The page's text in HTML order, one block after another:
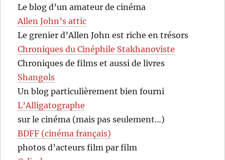
Le blog d’un amateur de cinéma
Allen John’s attic
Le grenier d’Allen John est riche en trésors
Chroniques du Cinéphile Stakhanoviste
Chroniques de films et aussi de livres
Shangols
Un blog particulièrement bien fourni
L’Alligatographe
sur le cinéma (mais pas seulement…)
BDFF (cinéma français)
photos d’acteurs film par film